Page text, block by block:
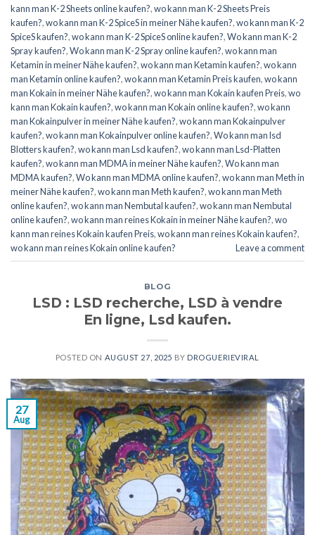
kann man K-2 Sheets online kaufen?,wo kann man K-2 Sheets Preis
kaufen?,wo kann man K-2 SpiceS in meiner Nähe kaufen?,wo kann man K-2
SpiceS kaufen?,wo kann man K-2 SpiceS online kaufen?,Wo kann man K-2
Spray kaufen?,Wo kann man K-2 Spray online kaufen?,wo kann man
Ketamin in meiner Nähe kaufen?,wo kann man Ketamin kaufen?,wo kann
man Ketamin online kaufen?,wo kann man Ketamin Preis kaufen,wo kann
man Kokain in meiner Nähe kaufen?,wo kann man Kokain kaufen Preis,wo
kann man Kokain kaufen?,wo kann man Kokain online kaufen?,wo kann
man Kokainpulver in meiner Nähe kaufen?,wo kann man Kokainpulver
kaufen?,wo kann man Kokainpulver online kaufen?,Wo kann man lsd
Blotters kaufen?,wo kann man Lsd kaufen?,wo kann man Lsd-Platten
kaufen?,wo kann man MDMA in meiner Nähe kaufen?,Wo kann man
MDMA kaufen?,Wo kann man MDMA online kaufen?,wo kann man Meth in
meiner Nähe kaufen?,wo kann man Meth kaufen?,wo kann man Meth
online kaufen?,wo kann man Nembutal kaufen?,wo kann man Nembutal
online kaufen?,wo kann man reines Kokain in meiner Nähe kaufen?,wo
kann man reines Kokain kaufen Preis,wo kann man reines Kokain kaufen?,
wo kann man reines Kokain online kaufen?
Leave a comment
BLOG
LSD : LSD recherche, LSD à vendre
En ligne, Lsd kaufen.
POSTED ON AUGUST 27, 2025 BY DROGUERIEVIRAL
27
Aug